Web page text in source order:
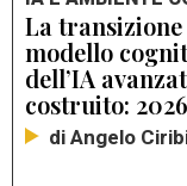
La
modello
dell’IA
costruito:
di Angelo